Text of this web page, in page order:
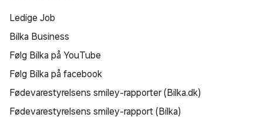
Ledige Job
Bilka Business
Følg Bilka på YouTube
Følg Bilka på facebook
Fødevarestyrelsens smiley-rapporter (Bilka.dk)
Fødevarestyrelsens smiley-rapport (Bilka)